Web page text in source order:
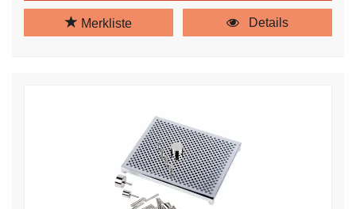
Merkliste Details